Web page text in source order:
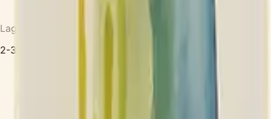
Lagerpotenzial
2-3 Jahre